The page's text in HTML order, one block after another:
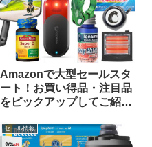
Amazonで大型セールスタ
ート！お買い得品・注目品
をピックアップしてご紹介
セール情報